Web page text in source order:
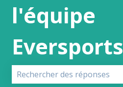
l'équipe
Eversports